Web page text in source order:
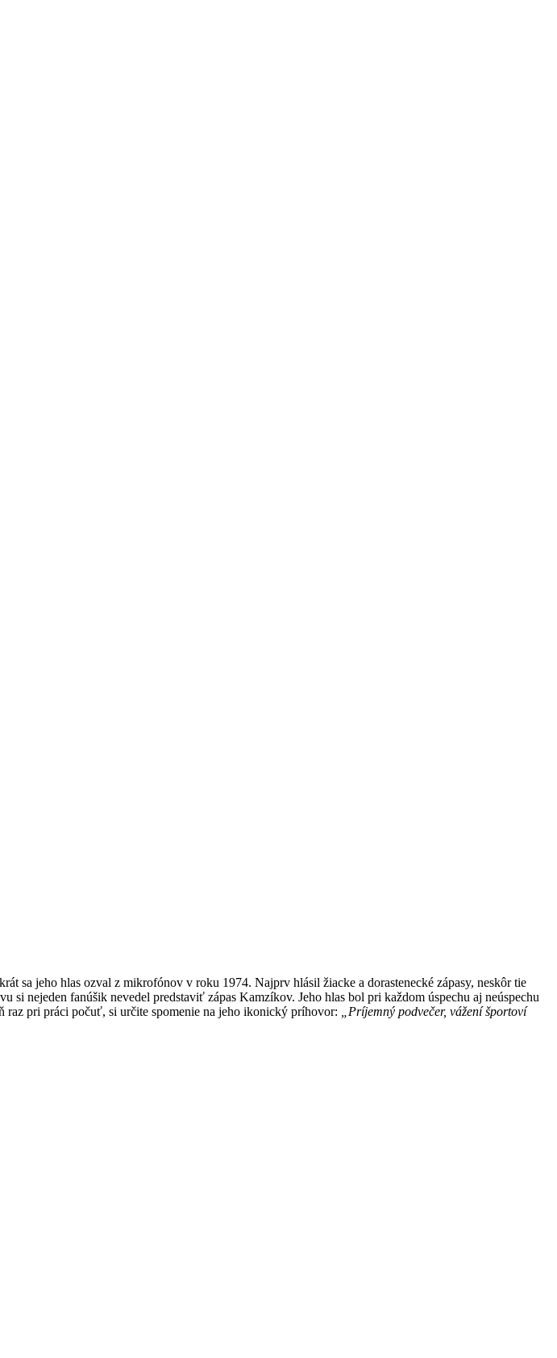
sa jeho hlas ozval z mikrofónov v roku 1974. Najprv hlásil žiacke a dorastenecké zápasy, neskôr tie
nejeden fanúšik nevedel predstaviť zápas Kamzíkov. Jeho hlas bol pri každom úspechu aj neúspechu
pri práci počuť, si určite spomenie na jeho ikonický príhovor:
„Príjemný podvečer, vážení športoví